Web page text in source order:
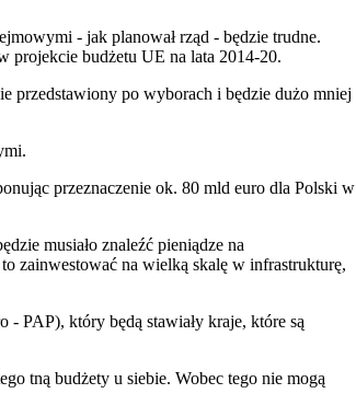
- jak planował rząd - będzie trudne.
projekcie budżetu UE na lata 2014-20.
przedstawiony po wyborach i będzie dużo mniej
przeznaczenie ok. 80 mld euro dla Polski w
musiało znaleźć pieniądze na
zainwestować na wielką skalę w infrastrukturę,
- PAP), który będą stawiały kraje, które są
tną budżety u siebie. Wobec tego nie mogą